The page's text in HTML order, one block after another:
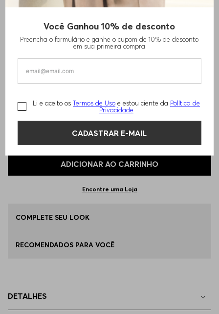
Você Ganhou 10% de desconto
Preencha o formulário e ganhe o cupom de 10% de desconto
em sua primeira compra
Li e aceito os Termos de Uso e estou ciente da Política de
Privacidade
CADASTRAR E-MAIL
POLO DE ALGODÃO MESCLADO COM
ESTRUTURA SEERSUCKER
EG - XL Informações do Tamanho
Qual o seu Tamanho? Tabela de Tamanhos
M - M
G - L
ADICIONAR AO CARRINHO
Encontre uma Loja
COMPLETE SEU LOOK
RECOMENDADOS PARA VOCÊ
DETALHES